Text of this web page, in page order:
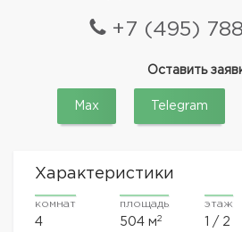
+7 (495)
Оставить
Max Telegram
Характеристики
комнат
4
площадь
504 м2
этаж
1 / 2